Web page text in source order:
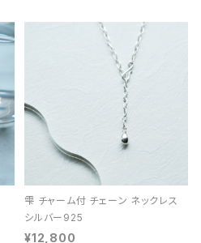
雫 チャーム付 チェーン ネックレス
シルバー925
¥12,800